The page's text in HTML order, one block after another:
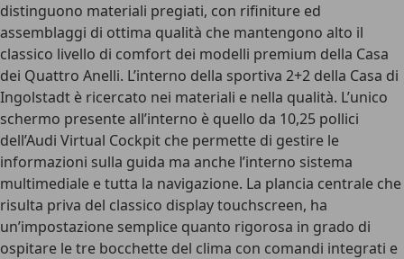
distinguono materiali pregiati, con rifiniture ed
assemblaggi di ottima qualità che mantengono alto il
classico livello di comfort dei modelli premium della Casa
dei Quattro Anelli. L’interno della sportiva 2+2 della Casa di
Ingolstadt è ricercato nei materiali e nella qualità. L’unico
schermo presente all’interno è quello da 10,25 pollici
dell’Audi Virtual Cockpit che permette di gestire le
informazioni sulla guida ma anche l’interno sistema
multimediale e tutta la navigazione. La plancia centrale che
risulta priva del classico display touchscreen, ha
un’impostazione semplice quanto rigorosa in grado di
ospitare le tre bocchette del clima con comandi integrati e